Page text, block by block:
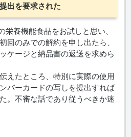
出を要求された
栄養機能食品をお試しと思い、
回のみでの解約を申し出たら、
ケージと納品書の返送を求めら
えたところ、特別に実際の使用
バーカードの写しを提出すれば
。不審な話であり従うべきか迷